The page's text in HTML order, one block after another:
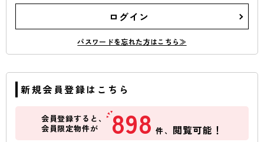
ログイン
パスワードを忘れた方はこちら≫
新規会員登録はこちら
会員登録すると、
会員限定物件が
898 件、 閲覧可能！